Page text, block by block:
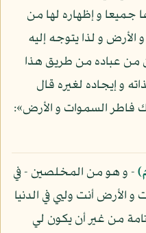
جميعا و إظهاره لها من
و لذا يتوجه إليه
من عباده من طريق هذا
و إيجاده لغيره قال
فاطر السموات و الأرض»:
- و هو من المخلصين - في
الأرض أنت وليي في الدنيا
من غير أن يكون لي